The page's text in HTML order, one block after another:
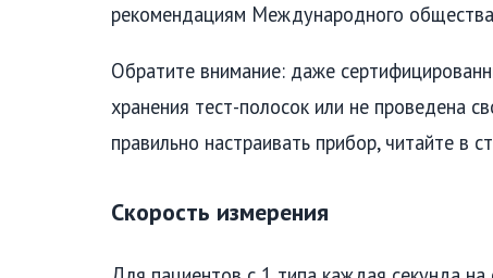
рекомендациям Международного
Обратите внимание: даже
хранения тест-полосок или не проведена
правильно настраивать прибор, читайте в
Скорость измерения